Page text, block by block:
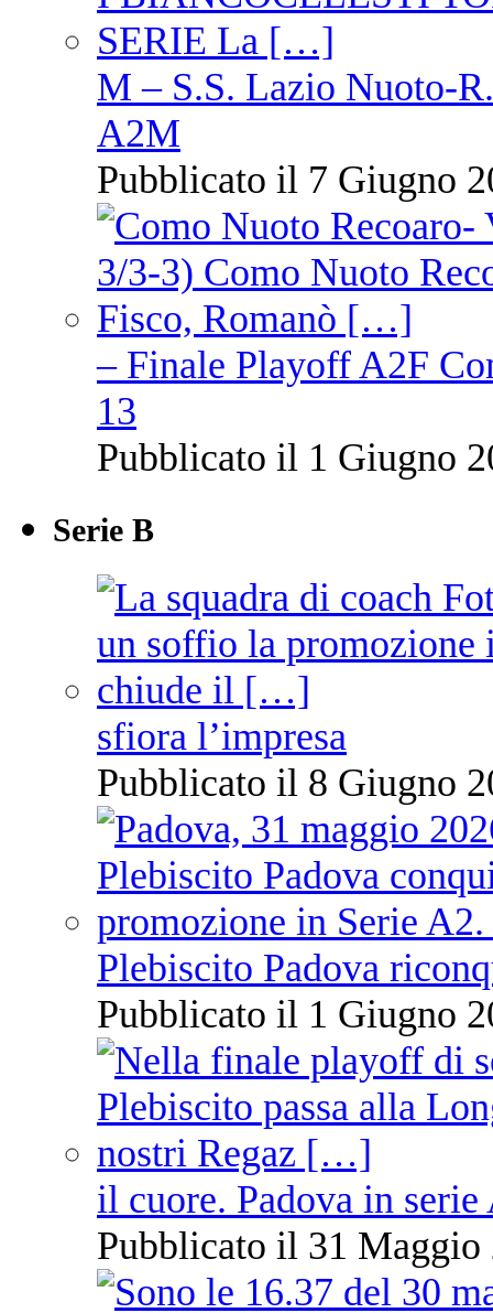
M – S.S. Lazio Nuoto-
A2M
Pubblicato il 7 Giugno
– Finale Playoff A2F
13
Pubblicato il 1 Giugno
Serie B
sfiora l’impresa
Pubblicato il 8 Giugno
Plebiscito Padova
Pubblicato il 1 Giugno
il cuore. Padova in serie
Pubblicato il 31 Maggio